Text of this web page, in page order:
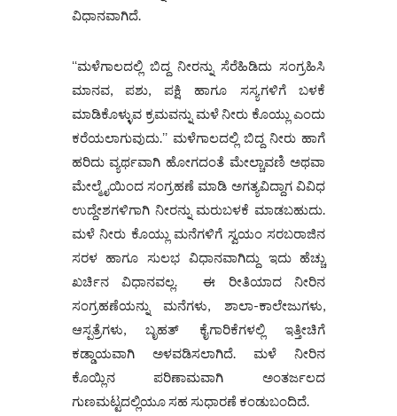
ವಿಧಾನವಾಗಿದೆ.
ʻʻಮಳೆಗಾಲದಲ್ಲಿ ಬಿದ್ದ ನೀರನ್ನು ಸೆರೆಹಿಡಿದು ಸಂಗ್ರಹಿಸಿ
ಮಾನವ, ಪಶು, ಪಕ್ಷಿ ಹಾಗೂ ಸಸ್ಯಗಳಿಗೆ ಬಳಕೆ
ಮಾಡಿಕೊಳ್ಳುವ ಕ್ರಮವನ್ನು ಮಳೆ ನೀರು ಕೊಯ್ಲು ಎಂದು
ಕರೆಯಲಾಗುವುದು.ʼʼ ಮಳೆಗಾಲದಲ್ಲಿ ಬಿದ್ದ ನೀರು ಹಾಗೆ
ಹರಿದು ವ್ಯರ್ಥವಾಗಿ ಹೋಗದಂತೆ ಮೇಲ್ಚಾವಣಿ ಅಥವಾ
ಮೇಲ್ಮೈಯಿಂದ ಸಂಗ್ರಹಣೆ ಮಾಡಿ ಅಗತ್ಯವಿದ್ದಾಗ ವಿವಿಧ
ಉದ್ದೇಶಗಳಿಗಾಗಿ ನೀರನ್ನು ಮರುಬಳಕೆ ಮಾಡಬಹುದು.
ಮಳೆ ನೀರು ಕೊಯ್ಲು ಮನೆಗಳಿಗೆ ಸ್ವಯಂ ಸರಬರಾಜಿನ
ಸರಳ ಹಾಗೂ ಸುಲಭ ವಿಧಾನವಾಗಿದ್ದು ಇದು ಹೆಚ್ಚು
ಖರ್ಚಿನ ವಿಧಾನವಲ್ಲ. ಈ ರೀತಿಯಾದ ನೀರಿನ
ಸಂಗ್ರಹಣೆಯನ್ನು ಮನೆಗಳು, ಶಾಲಾ-ಕಾಲೇಜುಗಳು,
ಆಸ್ಪತ್ರೆಗಳು, ಬೃಹತ್ ಕೈಗಾರಿಕೆಗಳಲ್ಲಿ ಇತ್ತೀಚಿಗೆ
ಕಡ್ಡಾಯವಾಗಿ ಅಳವಡಿಸಲಾಗಿದೆ. ಮಳೆ ನೀರಿನ
ಕೊಯ್ಲಿನ ಪರಿಣಾಮವಾಗಿ ಅಂತರ್ಜಲದ
ಗುಣಮಟ್ಟದಲ್ಲಿಯೂ ಸಹ ಸುಧಾರಣೆ ಕಂಡುಬಂದಿದೆ.